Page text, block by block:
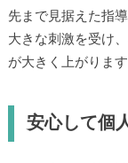
先まで見据えた指
大きな刺激を受け
が大きく上がります
安心して個